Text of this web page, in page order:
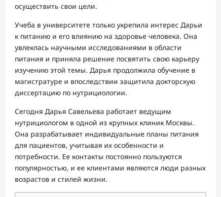
осуществить свои цели.
Учеба в университете только укрепила интерес Дарьи
к питанию и его влиянию на здоровье человека. Она
увлеклась научными исследованиями в области
питания и приняла решение посвятить свою карьеру
изучению этой темы. Дарья продолжила обучение в
магистратуре и впоследствии защитила докторскую
диссертацию по нутрициологии.
Сегодня Дарья Савельева работает ведущим
нутрициологом в одной из крупных клиник Москвы.
Она разрабатывает индивидуальные планы питания
для пациентов, учитывая их особенности и
потребности. Ее контакты постоянно пользуются
популярностью, и ее клиентами являются люди разных
возрастов и стилей жизни.